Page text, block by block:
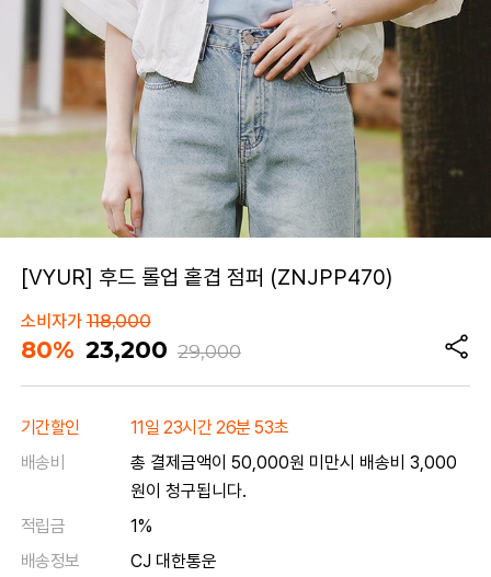
[VYUR] 후드 롤업 홑겹 점퍼 (ZNJPP470)
소비자가118,000
80% 23,200 29,000
기간할인
11일 23시간 26분 53초
배송비
총 결제금액이 50,000원 미만시 배송비 3,000
원이 청구됩니다.
적립금
1%
배송정보
CJ 대한통운